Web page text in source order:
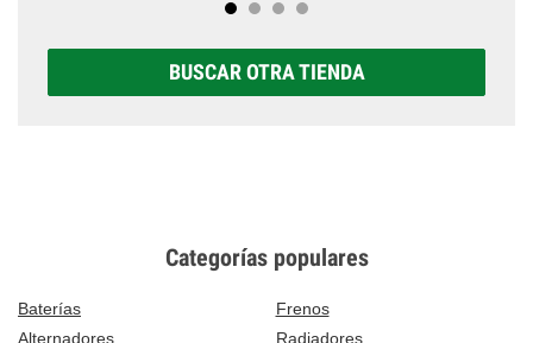
BUSCAR OTRA TIENDA
Categorías populares
Baterías
Frenos
Alternadores
Radiadores